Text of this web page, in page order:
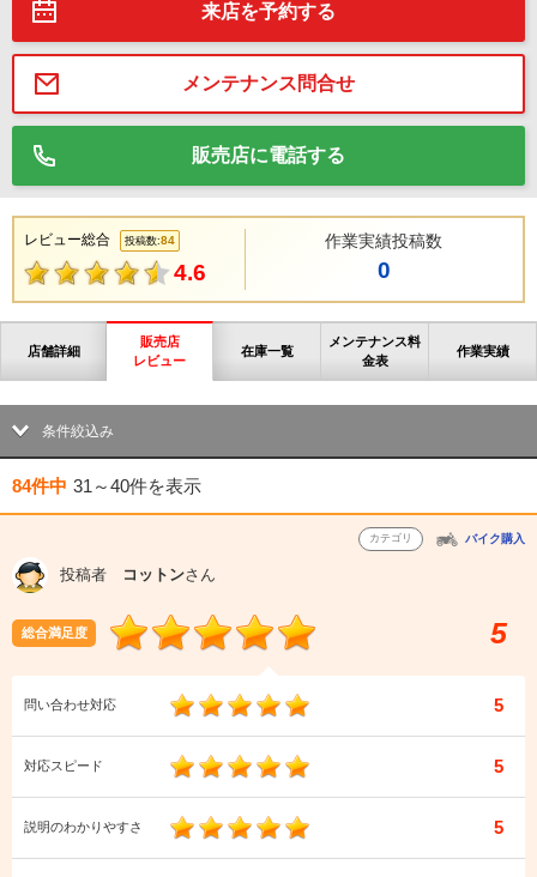
来店を予約する
メンテナンス問合せ
販売店に電話する
レビュー総合 投稿数:84
4.6
作業実績投稿数
0
店舗詳細
販売店
レビュー
在庫一覧
メンテナンス料
金表
作業実績
条件絞込み
84件中 31～40件を表示
カテゴリ バイク購入
投稿者 コットンさん
総合満足度 5
問い合わせ対応 5
対応スピード 5
説明のわかりやすさ 5